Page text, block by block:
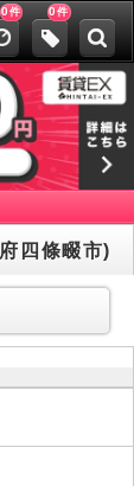
0件 0件
四條畷市)